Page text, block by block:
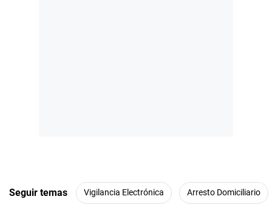
Seguir temas Vigilancia Electrónica Arresto Domiciliario